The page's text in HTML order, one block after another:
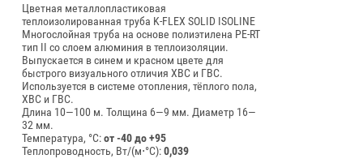
Цветная металлопластиковая
теплоизолированная труба K-FLEX SOLID ISOLINE
Многослойная труба на основе полиэтилена PE-RT
тип II со слоем алюминия в теплоизоляции.
Выпускается в синем и красном цвете для
быстрого визуального отличия ХВС и ГВС.
Используется в системе отопления, тёплого пола,
ХВС и ГВС.
Длина 10—100 м. Толщина 6—9 мм. Диаметр 16—
32 мм.
Температура, °C:от -40 до +95
Теплопроводность, Вт/(м⋅°С):0,039